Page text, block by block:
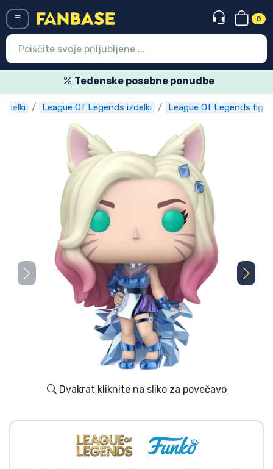
0
Tedenske posebne ponudbe
League Of Legends izdelki League Of Legends
Dvakrat kliknite na sliko za povečavo
Vstop Registracija
Najnovejsi izdelki
Prodajni izdelki
Ekspresna dostava
Prednaročila
Outlet izdelki
Dostava in plačilo
Tv serijske izdelki
Risani izdelki
Anime izdelki
Gamer izdelki